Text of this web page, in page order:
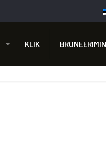
KLIK